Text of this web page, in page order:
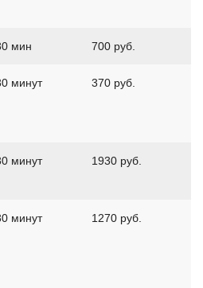
мин 700 руб.
минут 370 руб.
минут 1930 руб.
минут 1270 руб.